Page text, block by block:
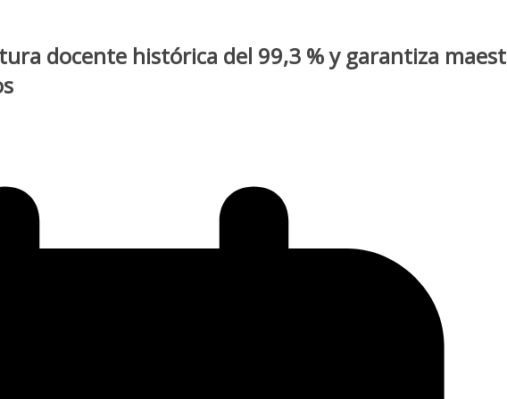
docente histórica del 99,3 % y garantiza